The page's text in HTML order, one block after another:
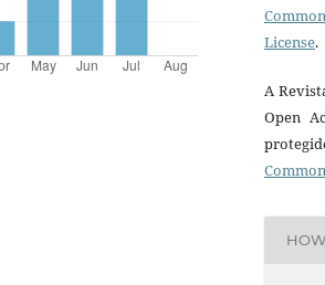
License.
A
Open